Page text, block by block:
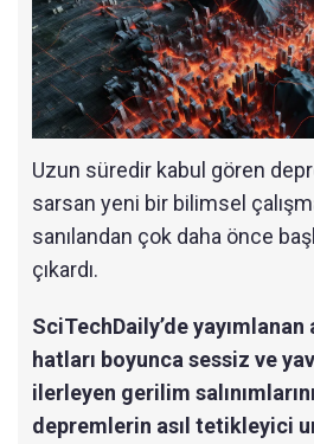
Uzun süredir kabul gören
sarsan yeni bir bilimsel
sanılandan çok daha önce
çıkardı.
SciTechDaily’de
hatları boyunca sessiz ve
ilerleyen gerilim
depremlerin asıl tetikleyici